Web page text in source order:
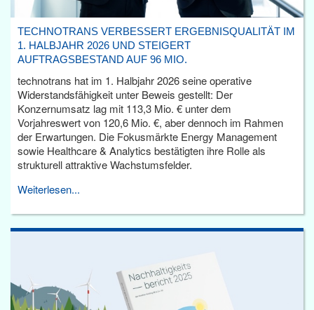
TECHNOTRANS VERBESSERT ERGEBNISQUALITÄT IM
1. HALBJAHR 2026 UND STEIGERT
AUFTRAGSBESTAND AUF 96 MIO.
technotrans hat im 1. Halbjahr 2026 seine operative
Widerstandsfähigkeit unter Beweis gestellt: Der
Konzernumsatz lag mit 113,3 Mio. € unter dem
Vorjahreswert von 120,6 Mio. €, aber dennoch im Rahmen
der Erwartungen. Die Fokusmärkte Energy Management
sowie Healthcare & Analytics bestätigten ihre Rolle als
strukturell attraktive Wachstumsfelder.
Weiterlesen...